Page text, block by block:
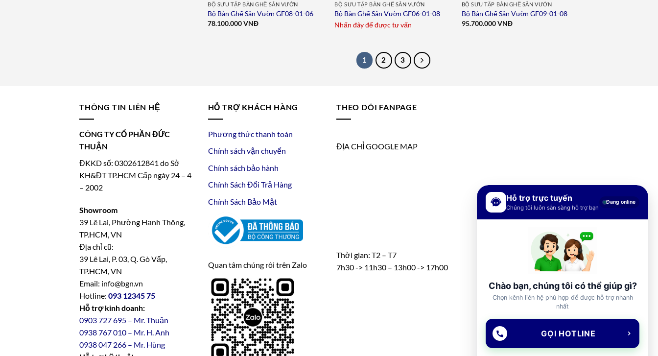
BỘ SƯU TẬP BÀN GHẾ SÂN VƯỜN
Bộ Bàn Ghế Sân Vườn GF08-01-06
78.100.000VNĐ
BỘ SƯU TẬP BÀN GHẾ SÂN VƯỜN
Bộ Bàn Ghế Sân Vườn GF06-01-08
Nhấn đây để được tư vấn
BỘ SƯU TẬP BÀN GHẾ SÂN VƯỜN
Bộ Bàn Ghế Sân Vườn GF09-01-08
95.700.000VNĐ
1 2 3
THÔNG TIN LIÊN HỆ
CÔNG TY CỔ PHẦN ĐỨC
THUẬN
ĐKKD số: 0302612841 do Sở
KH&ĐT TP.HCM Cấp ngày 24 – 4
– 2002
Showroom
39 Lê Lai, Phường Hạnh Thông,
TP.HCM, VN
Địa chỉ cũ:
39 Lê Lai, P. 03, Q. Gò Vấp,
TP.HCM, VN
Email: info@bgn.vn
Hotline: 093 12345 75
Hỗ trợ kinh doanh:
0903 727 695 – Mr. Thuận
0938 767 010 – Mr. H. Anh
0938 047 266 – Mr. Hùng
HỖ TRỢ KHÁCH HÀNG
Phương thức thanh toán
Chính sách vận chuyển
Chính sách bảo hành
Chính Sách Đổi Trả Hàng
Chính Sách Bảo Mật
Quan tâm chúng rôi trên Zalo
THEO DÕI FANPAGE
ĐỊA CHỈ GOOGLE MAP
Thời gian: T2 – T7
7h30 -> 11h30 – 13h00 -> 17h00
Hỗ trợ trực tuyến
Chúng tôi luôn sẵn sàng hỗ trợ bạn
Đang online
Chào bạn, chúng tôi có thể giúp gì?
Chọn kênh liên hệ phù hợp để được hỗ trợ nhanh
nhất
GỌI HOTLINE